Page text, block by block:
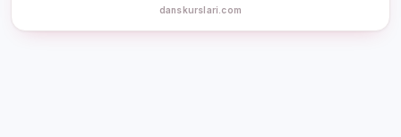
danskurslari.com